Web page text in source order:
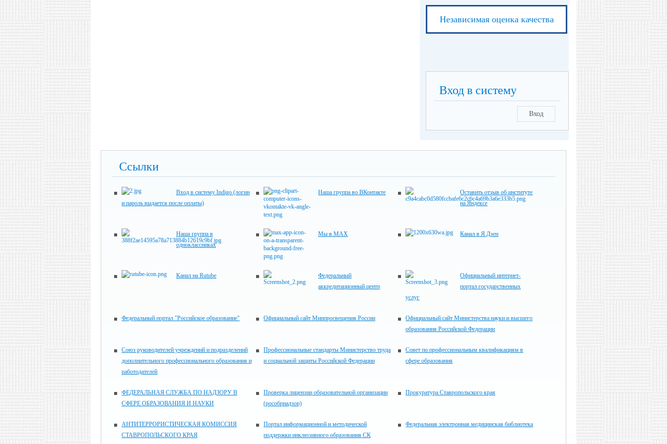
Независимая оценка качества
Вход в систему
Вход
Ссылки
Вход в систему Indigo (логин
и пароль выдается после оплаты)
Наша группа во ВКонтакте
Оставить отзыв об институте
на Яндексе
Наша группа в
одноклассниках
Мы в MAX Канал в Я.Дзен
Канал на Rutube
Федеральный
аккредитационный центр
Официальный интернет-
портал государственных
услуг
Федеральный портал "Российское образование" Официальный сайт Минпросвещения России
Официальный сайт Министерства науки и высшего
образования Российской Федерации
Союз руководителей учреждений и подразделений
дополнительного профессионального образования и
работодателей
Профессиональные стандарты Министерство труда
и социальной защиты Российской Федерации
Совет по профессиональным квалификациям в
сфере образования
ФЕДЕРАЛЬНАЯ СЛУЖБА ПО НАДЗОРУ В
СФЕРЕ ОБРАЗОВАНИЯ И НАУКИ
Проверка лицензии образовательной организации
(рособрнадзор)
Прокуратура Ставропольского края
АНТИТЕРРОРИСТИЧЕСКАЯ КОМИССИЯ
СТАВРОПОЛЬСКОГО КРАЯ
Портал информационной и методической
поддержки инклюзивного образования СК
Федеральная электронная медицинская библиотека